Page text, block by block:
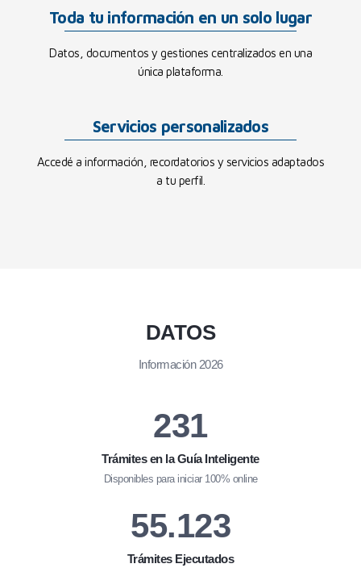
Toda tu información en un solo lugar
Datos, documentos y gestiones centralizados en una
única plataforma.
Servicios personalizados
Accedé a información, recordatorios y servicios adaptados
a tu perfil.
DATOS
Información 2026
231
Trámites en la Guía Inteligente
Disponibles para iniciar 100% online
55.123
Trámites Ejecutados